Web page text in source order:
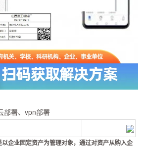
部署、vpn部署
企业固定资产为管理对象，通过对资产从购入企